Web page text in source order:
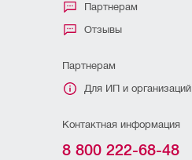
Партнерам
Отзывы
Партнерам
Для ИП и организаций
Контактная информация
8 800 222-68-48